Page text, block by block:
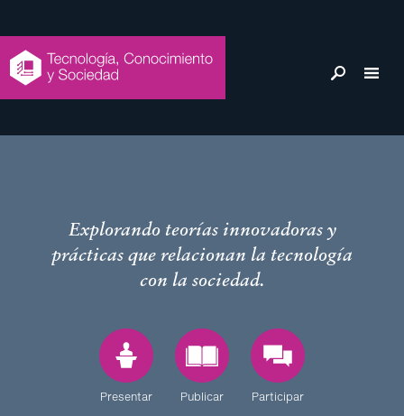
Acerca
de
Explorando teorías innovadoras y
prácticas que relacionan la tecnología
con la sociedad.
Presentar Publicar Participar